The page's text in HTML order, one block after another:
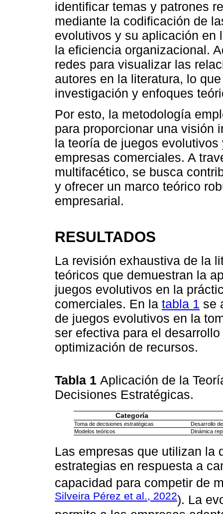
identificar temas y patrones
mediante la codificación de
evolutivos y su aplicación en
la eficiencia organizacional.
redes para visualizar las
autores en la literatura, lo
investigación y enfoques
Por esto, la metodología
para proporcionar una visión
la teoría de juegos
empresas comerciales. A
multifacético, se busca
y ofrecer un marco teórico
empresarial.
RESULTADOS
La revisión exhaustiva de la
teóricos que demuestran la
juegos evolutivos en la
comerciales. En la tabla 1 se
de juegos evolutivos en la
ser efectiva para el
optimización de recursos.
Tabla 1 Aplicación de la
Decisiones Estratégicas.
Categoría
Toma de decisiones estratégicas
Desarrollo
Modelos teóricos
Dinámica
Las empresas que utilizan la
estrategias en respuesta a
capacidad para competir de
Silveira Pérez et al., 2022). La